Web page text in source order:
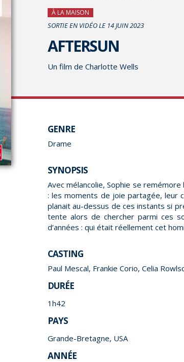
À LA MAISON
SORTIE EN VIDÉO LE 14 JUIN 2023
AFTERSUN
Un film de Charlotte Wells
GENRE
Drame
SYNOPSIS
Avec mélancolie, Sophie se
: les moments de joie partagée, leur
planait au-dessus de ces instants si
tente alors de chercher parmi ces
d’années : qui était réellement cet
CASTING
Paul Mescal, Frankie Corio, Celia
DURÉE
1h42
PAYS
Grande-Bretagne, USA
ANNÉE